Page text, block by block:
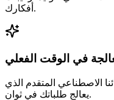
أفكارك.
في الوقت الفعلي
الاصطناعي المتقدم الذي
يعالج طلباتك في ثوان.